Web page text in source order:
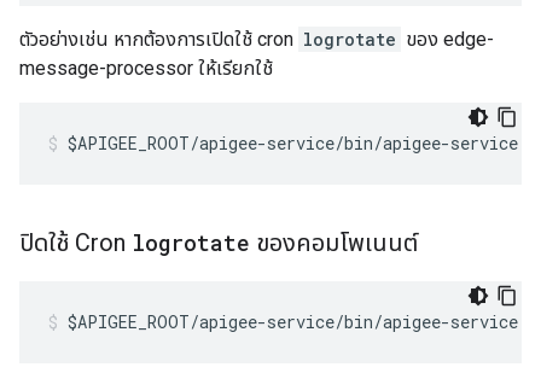
ตัวอย่างเช่น หากต้องการเปิดใช้ cron logrotate ของ edge-
message-processor ให้เรียกใช้
$APIGEE_ROOT/apigee-service/bin/apigee-service
ปิดใช้ Cron logrotate ของคอมโพเนนต์
$APIGEE_ROOT/apigee-service/bin/apigee-service